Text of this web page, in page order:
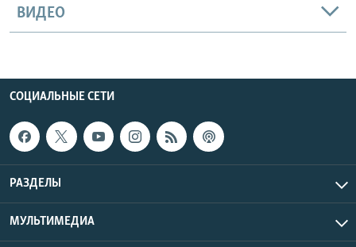
ВИДЕО
СОЦИАЛЬНЫЕ СЕТИ
РАЗДЕЛЫ
МУЛЬТИМЕДИА